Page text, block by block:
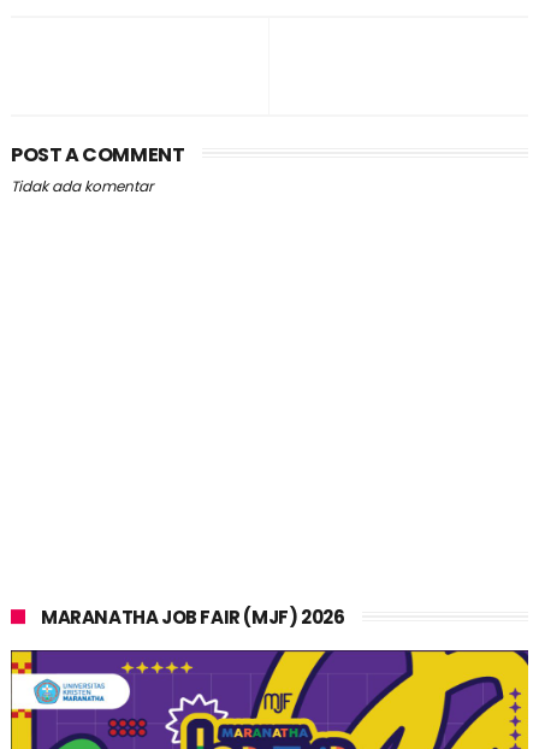
POST A COMMENT
Tidak ada komentar
MARANATHA JOB FAIR (MJF) 2026